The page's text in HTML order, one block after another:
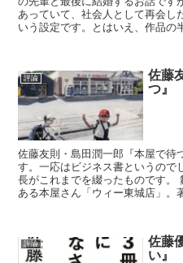
あっていて、社会人として再会し
いう設定です。とはいえ、作品の
評論
佐藤
つ』
佐藤友則・島田潤一郎『本屋で待
す。一応はビジネス書というので
長がこれまでを綴ったものです。
ある本屋さん「ウィー東城店」。
評論
佐藤
い』